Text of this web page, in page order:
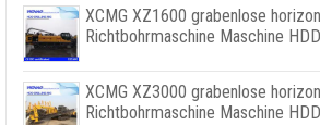
XCMG XZ1600 grabenlose
Richtbohrmaschine Maschine
XCMG XZ3000 grabenlose
Richtbohrmaschine Maschine